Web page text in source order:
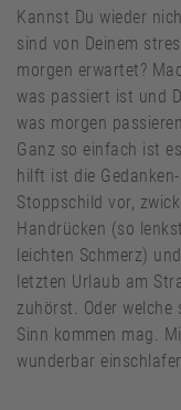
Kannst Du wieder
sind von Deinem
morgen erwartet?
was passiert ist und
was morgen
Ganz so einfach ist
hilft ist die
Stoppschild vor,
Handrücken (so
leichten Schmerz)
letzten Urlaub am
zuhörst. Oder welche
Sinn kommen mag.
wunderbar